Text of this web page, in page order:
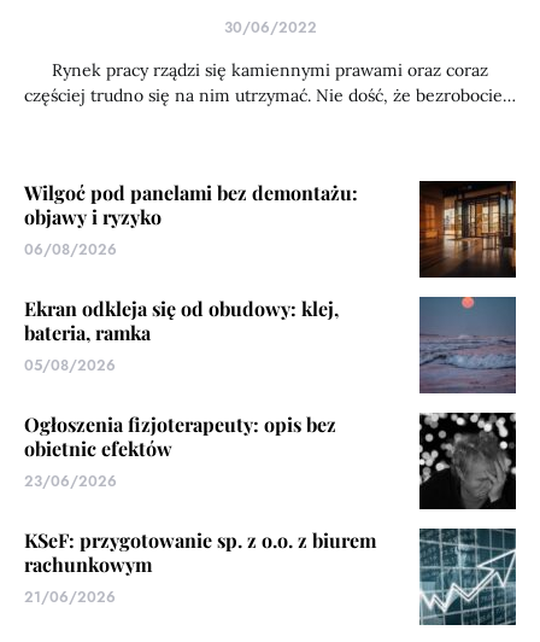
30/06/2022
Rynek pracy rządzi się kamiennymi prawami oraz coraz
częściej trudno się na nim utrzymać. Nie dość, że bezrobocie…
Wilgoć pod panelami bez demontażu:
objawy i ryzyko
06/08/2026
Ekran odkleja się od obudowy: klej,
bateria, ramka
05/08/2026
Ogłoszenia fizjoterapeuty: opis bez
obietnic efektów
23/06/2026
KSeF: przygotowanie sp. z o.o. z biurem
rachunkowym
21/06/2026